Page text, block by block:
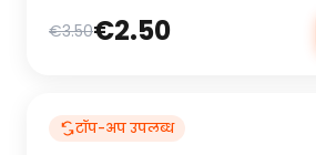
€3.50€2.50
टॉप-अप उपलब्ध